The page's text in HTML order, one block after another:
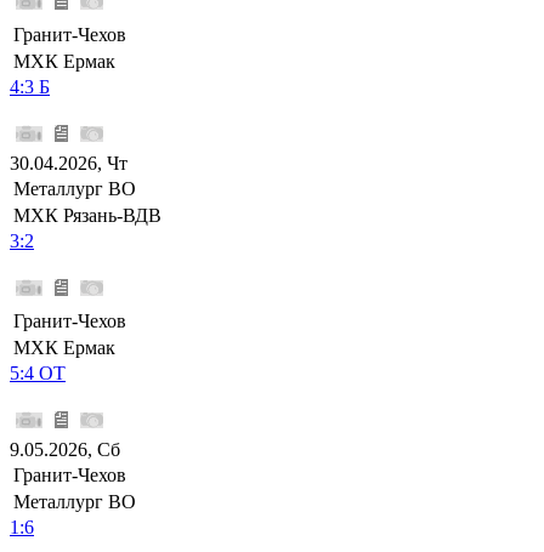
Гранит-Чехов
МХК Ермак
4:3 Б
30.04.2026, Чт
Металлург ВО
МХК Рязань-ВДВ
3:2
Гранит-Чехов
МХК Ермак
5:4 ОТ
9.05.2026, Сб
Гранит-Чехов
Металлург ВО
1:6